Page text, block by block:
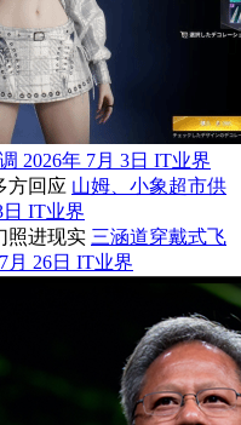
2026年 7月 3日 IT业界
山姆、小象超市供
IT业界
三涵道穿戴式飞
月 26日 IT业界